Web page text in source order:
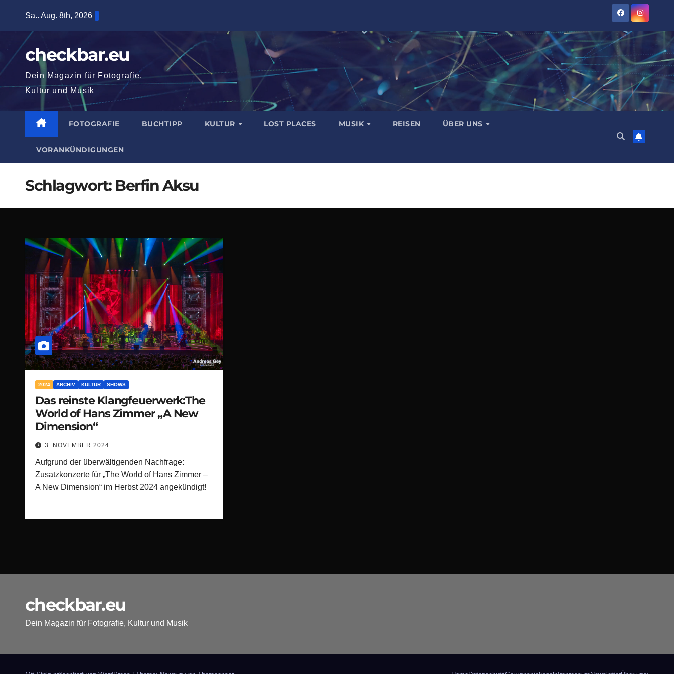
springen
Sa.. Aug. 8th, 2026
checkbar.eu
Dein Magazin für Fotografie,
Kultur und Musik
FOTOGRAFIE BUCHTIPP KULTUR LOST PLACES MUSIK REISEN ÜBER UNS
VORANKÜNDIGUNGEN
Schlagwort: Berfin Aksu
2024 ARCHIV KULTUR SHOWS
Das reinste Klangfeuerwerk:The
World of Hans Zimmer „A New
Dimension“
3. NOVEMBER 2024
Aufgrund der überwältigenden Nachfrage:
Zusatzkonzerte für „The World of Hans Zimmer –
A New Dimension“ im Herbst 2024 angekündigt!
checkbar.eu
Dein Magazin für Fotografie, Kultur und Musik